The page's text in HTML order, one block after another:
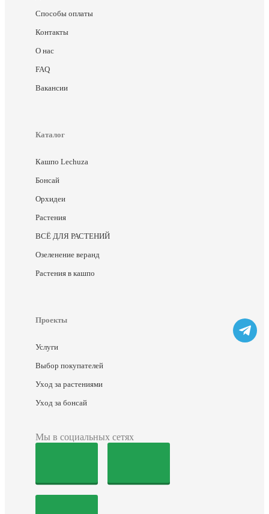
Способы оплаты
Контакты
О нас
FAQ
Вакансии
Каталог
Кашпо Lechuza
Бонсай
Орхидеи
Растения
ВСЁ ДЛЯ РАСТЕНИЙ
Озеленение веранд
Растения в кашпо
Проекты
Услуги
Выбор покупателей
Уход за растениями
Уход за бонсай
Мы в социальных сетях